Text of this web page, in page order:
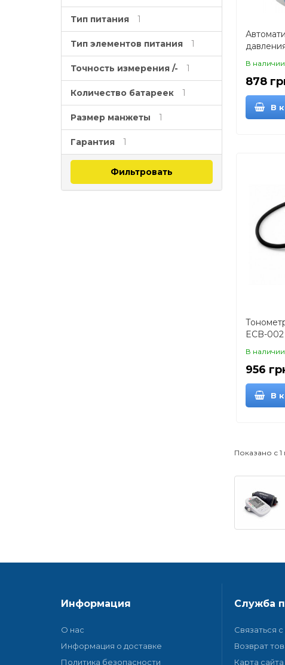
Тип питания 1
Тип элементов питания 1
Точность измерения /- 1
Количество батареек 1
Размер манжеты 1
Гарантия 1
Фильтровать
В наличии
878
В
ECB-002
В наличии
956
В
Показано с 1
Информация
О нас
Информация о доставке
Политика безопасности
Служба
Связаться
Возврат
Карта сайта